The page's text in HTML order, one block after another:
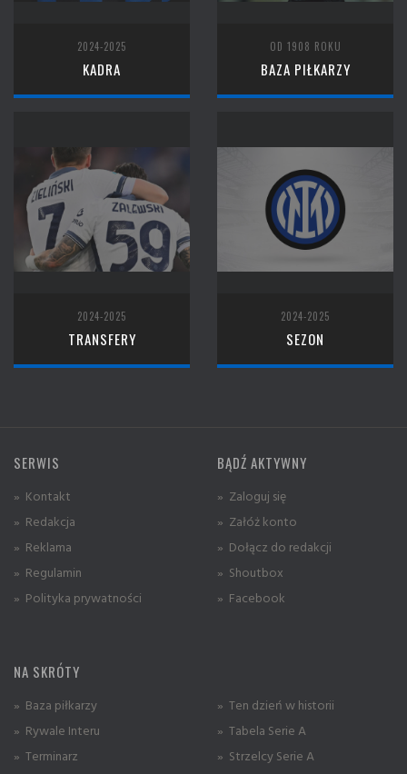
2024-2025
KADRA
OD 1908 ROKU
BAZA PIŁKARZY
2024-2025
TRANSFERY
2024-2025
SEZON
SERWIS
» Kontakt
» Redakcja
» Reklama
» Regulamin
» Polityka prywatności
BĄDŹ AKTYWNY
» Zaloguj się
» Załóż konto
» Dołącz do redakcji
» Shoutbox
» Facebook
NA SKRÓTY
» Baza piłkarzy
» Rywale Interu
» Terminarz
» Ten dzień w historii
» Tabela Serie A
» Strzelcy Serie A